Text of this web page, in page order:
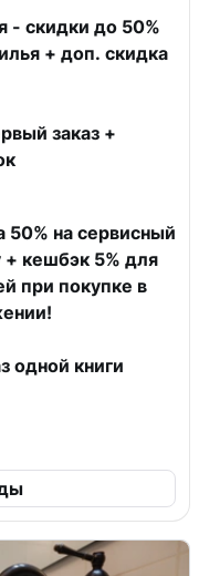
- скидки до 50%
+ доп. скидка
заказ +
50% на сервисный
кешбэк 5% для
при покупке в
одной книги